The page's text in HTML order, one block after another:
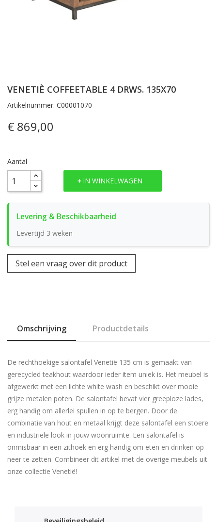
VENETIÈ COFFEETABLE 4 DRWS. 135X70
Artikelnummer: C00001070
€ 869,00
Aantal
IN WINKELWAGEN
Levertijd 3 weken
Stel een vraag over dit product
Omschrijving Productdetails
De rechthoekige salontafel Venetië 135 cm is gemaakt van
gerecycled teakhout waardoor ieder item uniek is. Het meubel is
afgewerkt met een lichte white wash en beschikt over mooie
grijze metalen poten. De salontafel bevat vier greeploze lades,
erg handig om allerlei spullen in op te bergen. Door de
combinatie van hout en metaal krijgt deze salontafel een stoere
en industriële look in jouw woonruimte. Een salontafel is
onmisbaar in een zithoek en erg handig om eten en drinken op
neer te zetten. Combineer dit artikel met de overige meubels uit
onze collectie Venetië!